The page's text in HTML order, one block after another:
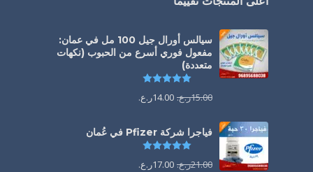
سيالس أورال جيل 100 مل في عمان:
مفعول فوري أسرع من الحبوب (نكهات
متعددة)
15.00ر.ع. 14.00ر.ع.
فياجرا شركة Pfizer في عُمان
21.00ر.ع. 17.00ر.ع.